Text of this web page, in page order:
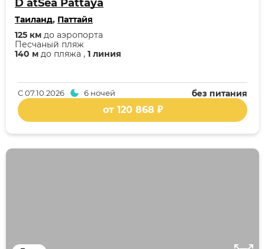
D atSea Pattaya
Таиланд, Паттайя
140 м до пляжа , 1 линия
Песчаный пляж
125 км до аэропорта
без питания
С07.10.2026 6 ночей
от 120 868 ₽